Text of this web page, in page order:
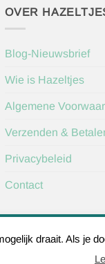
OVER
Blog-Nieuwsbrief
Wie is Hazeltjes
Algemene
Verzenden &
Privacybeleid
Contact
draait. Als je